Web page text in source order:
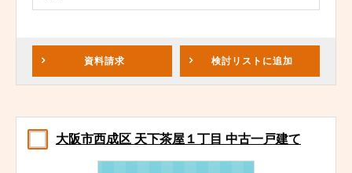
資料請求 検討リスト に追加
大阪市西成区 天下茶屋１丁目 中古一戸建て